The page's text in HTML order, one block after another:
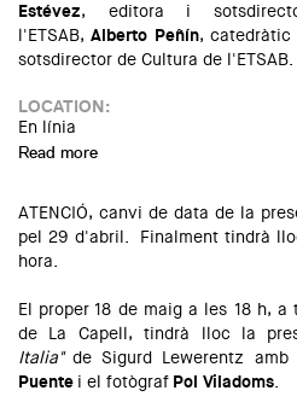
Estévez, editora i
l'ETSAB, Alberto Peñín, catedràtic
sotsdirector de Cultura de l'ETSAB.
LOCATION:
En línia
Read more
ATENCIÓ, canvi de data de la
pel 29 d'abril. Finalment tindrà
hora.
El proper 18 de maig a les 18 h,
de La Capell, tindrà lloc la
Italia"de Sigurd Lewerentz
Puente i el fotògraf Pol Viladoms.